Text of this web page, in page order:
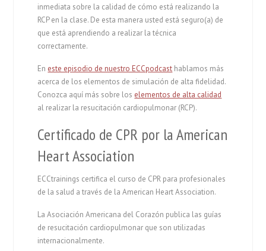
inmediata sobre la calidad de cómo está realizando la
RCP en la clase. De esta manera usted está seguro(a) de
que está aprendiendo a realizar la técnica
correctamente.
En este episodio de nuestro ECCpodcast hablamos más
acerca de los elementos de simulación de alta fidelidad.
Conozca aquí más sobre los elementos de alta calidad
al realizar la resucitación cardiopulmonar (RCP).
Certificado de CPR por la American
Heart Association
ECCtrainings certifica el curso de CPR para profesionales
de la salud a través de la American Heart Association.
La Asociación Americana del Corazón publica las guías
de resucitación cardiopulmonar que son utilizadas
internacionalmente.